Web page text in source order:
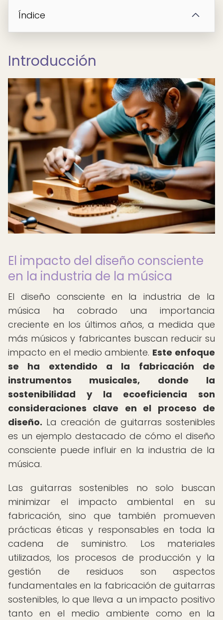
Índice
Introducción
El impacto del diseño consciente
en la industria de la música
El diseño consciente en la industria de la
música ha cobrado una importancia
creciente en los últimos años, a medida que
más músicos y fabricantes buscan reducir su
impacto en el medio ambiente. Este enfoque
se ha extendido a la fabricación de
instrumentos musicales, donde la
sostenibilidad y la ecoeficiencia son
consideraciones clave en el proceso de
diseño. La creación de guitarras sostenibles
es un ejemplo destacado de cómo el diseño
consciente puede influir en la industria de la
música.
Las guitarras sostenibles no solo buscan
minimizar el impacto ambiental en su
fabricación, sino que también promueven
prácticas éticas y responsables en toda la
cadena de suministro. Los materiales
utilizados, los procesos de producción y la
gestión de residuos son aspectos
fundamentales en la fabricación de guitarras
sostenibles, lo que lleva a un impacto positivo
tanto en el medio ambiente como en la